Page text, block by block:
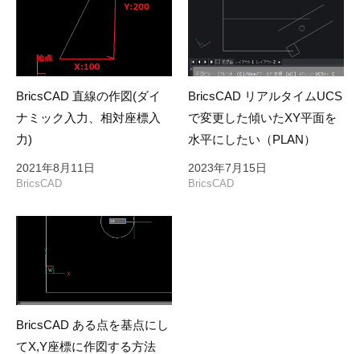
BricsCAD 直線の作図(ダイ
ナミック入力、相対座標入
力)
2021年8月11日
BricsCAD
BricsCAD リアルタイムUCS
で変更した傾いたXY平面を
水平にしたい（PLAN）
2023年7月15日
BricsCAD
BricsCAD ある点を基点にし
てX,Y座標に作図する方法